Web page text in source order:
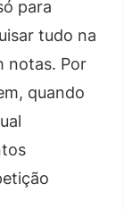
para
tudo na
notas. Por
quando